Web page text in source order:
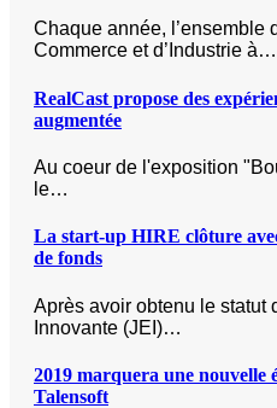
Chaque année, l’ensemble
Commerce et d’Industrie à…
RealCast propose des
augmentée
Au coeur de l'exposition
le…
La start-up HIRE clôture
de fonds
Après avoir obtenu le statut
Innovante (JEI)…
2019 marquera une nouvelle
Talensoft